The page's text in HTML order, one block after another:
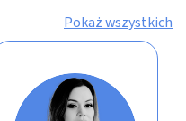
Pokaż wszystkich